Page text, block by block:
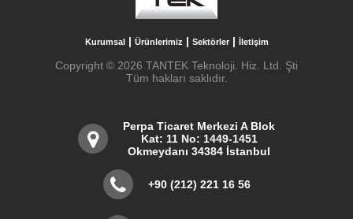
Kurumsal| Ürünlerimiz | Sektörler| İletişim
Copyright © 2026 TANTEK Teknoloji. Hiz. Ltd. Şti
Tüm hakları saklıdır.
Perpa Ticaret Merkezi A Blok
Kat: 11 No: 1449-1451
Okmeydanı 34384 İstanbul
+90 (212) 221 16 56